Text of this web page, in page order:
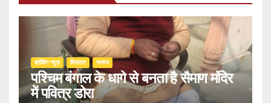
ब्रेकिंग न्यूज़ ‍‍विरासत समाज
पश्चिम बंगाल के धागे से बनता है सैमाण मंदिर
में पवित्र डोरा